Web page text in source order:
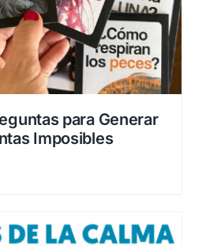
para Generar
Imposibles